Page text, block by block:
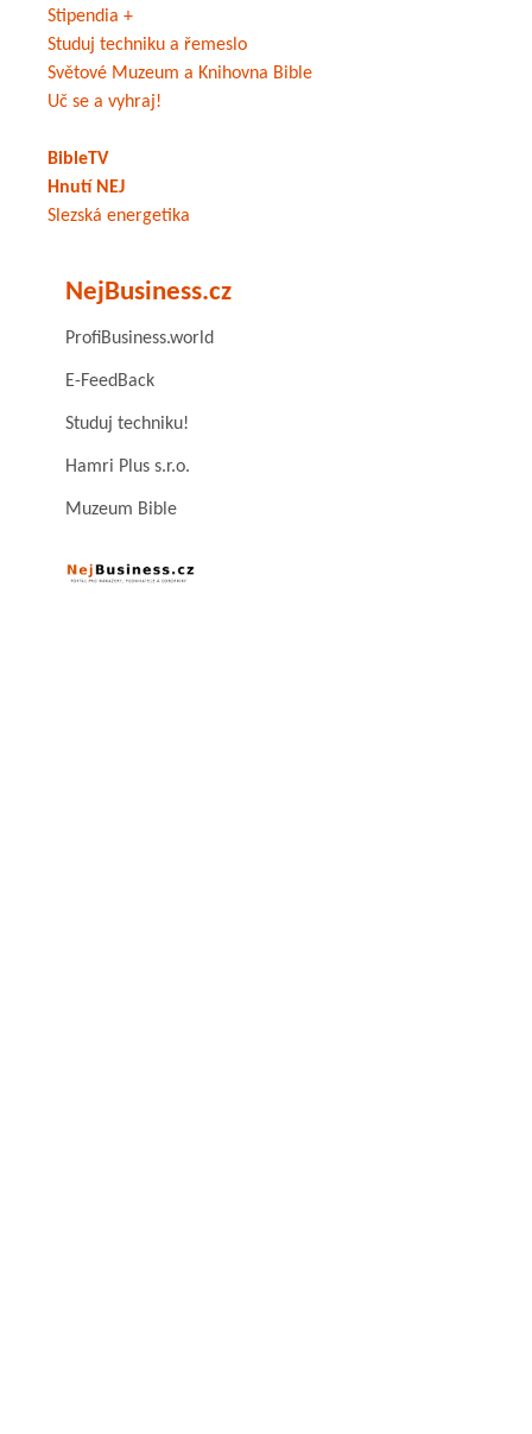
Stipendia +
Studuj techniku a řemeslo
Světové Muzeum a Knihovna Bible
Uč se a vyhraj!
BibleTV
Hnutí NEJ
Slezská energetika
NejBusiness.cz
ProfiBusiness.world
E-FeedBack
Studuj techniku!
Hamri Plus s.r.o.
Muzeum Bible